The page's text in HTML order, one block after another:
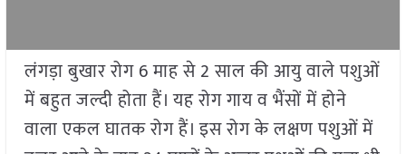
लंगड़ा बुखार रोग 6 माह से 2 साल की आयु वाले पशुओं
में बहुत जल्दी होता हैं। यह रोग गाय व भैंसों में होने
वाला एकल घातक रोग हैं। इस रोग के लक्षण पशुओं में